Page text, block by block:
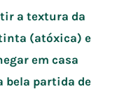
a textura da
(atóxica) e
em casa
bela partida de